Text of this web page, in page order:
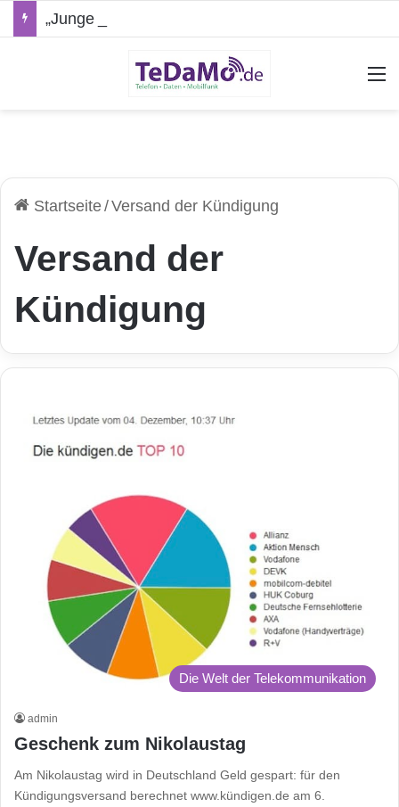
Startseite/Versand der Kündigung
Versand der
Kündigung
Die Welt der Telekommunikation
admin
Geschenk zum Nikolaustag
Am Nikolaustag wird in Deutschland Geld gespart: für den
Kündigungsversand berechnet www.kündigen.de am 6.